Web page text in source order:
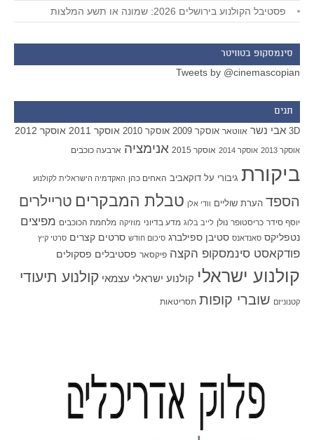
פסטיבל הקולנוע בירושלים 2026: שמונה או תשע המלצות
סינמסקופ בטוויטר
Tweets by @cinemascopian
תגים
3D אבי נשר אווטאר אוסקר 2009 אוסקר 2010 אוסקר 2011 אוסקר 2012
אוסקר 2013 אוסקר 2014 אוסקר 2015 אנימציה ארבעה כוכבים
ביקורת גיבורי על דוקאביב האחים כהן האקדמיה הישראלית לקולנוע
הספד הערת שוליים וודי אלן טבלת המבקרים טריילרים
יוסף סידר כריסטופר נולן לייב בלוג מדע בדיוני מוזיקה מלחמת הכוכבים מפיצים
נטפליקס סאנדאנס סטיבן ספילברג סיכום חודש סרטים קצרים סרטי קיץ
פודקאסט סינמסקופ הקצה פיקסאר פסטיבלים פסקולים
קולנוע ישראלי קולנוע ישראלי עצמאי קולנוע תיעודי
קטנוניזם שוברי קופות תסריטאות